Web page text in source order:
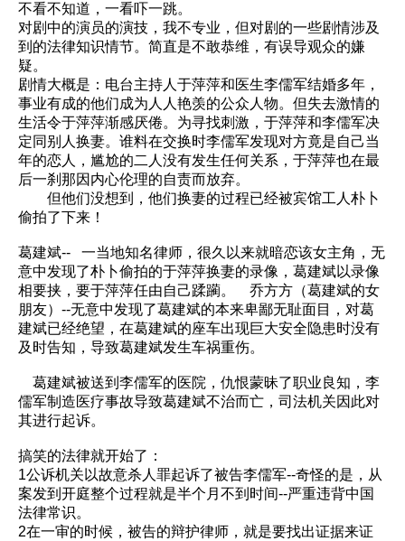
不看不知道，一看吓一跳。
对剧中的演员的演技，我不专业，但对剧的一些剧情涉及
到的法律知识情节。简直是不敢恭维，有误导观众的嫌
疑。
剧情大概是：电台主持人于萍萍和医生李儒军结婚多年，
事业有成的他们成为人人艳羡的公众人物。但失去激情的
生活令于萍萍渐感厌倦。为寻找刺激，于萍萍和李儒军决
定同别人换妻。谁料在交换时李儒军发现对方竟是自己当
年的恋人，尴尬的二人没有发生任何关系，于萍萍也在最
后一刹那因内心伦理的自责而放弃。
但他们没想到，他们换妻的过程已经被宾馆工人朴卜
偷拍了下来！
葛建斌-- 一当地知名律师，很久以来就暗恋该女主角，无
意中发现了朴卜偷拍的于萍萍换妻的录像，葛建斌以录像
相要挟，要于萍萍任由自己蹂躏。 乔方方（葛建斌的女
朋友）--无意中发现了葛建斌的本来卑鄙无耻面目，对葛
建斌已经绝望，在葛建斌的座车出现巨大安全隐患时没有
及时告知，导致葛建斌发生车祸重伤。
葛建斌被送到李儒军的医院，仇恨蒙昧了职业良知，李
儒军制造医疗事故导致葛建斌不治而亡，司法机关因此对
其进行起诉。
搞笑的法律就开始了：
1公诉机关以故意杀人罪起诉了被告李儒军--奇怪的是，从
案发到开庭整个过程就是半个月不到时间--严重违背中国
法律常识。
2在一审的时候，被告的辩护律师，就是要找出证据来证